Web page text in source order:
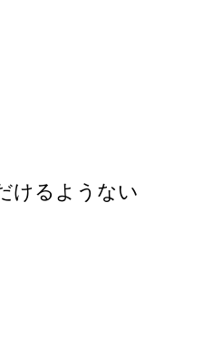
けるようない